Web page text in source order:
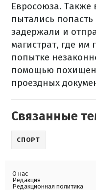
Евросоюза. Также
пытались
задержали и
магистрат, где им
попытке
помощью
проездных
Связанные
СПОРТ
О нас
Редакция
Редакционная политика